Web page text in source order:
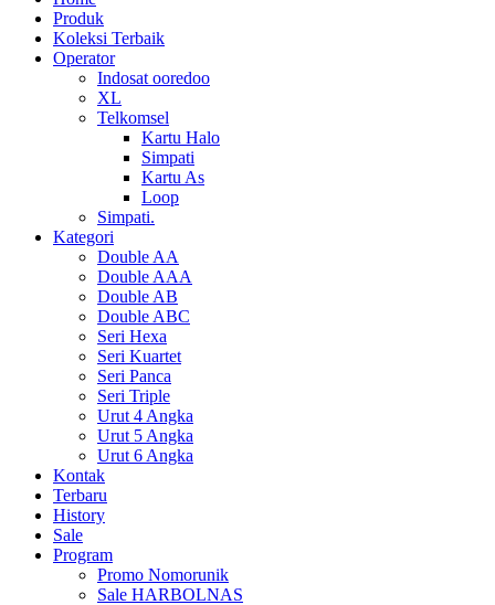
Produk
Koleksi Terbaik
Operator
Indosat ooredoo
XL
Telkomsel
Kartu Halo
Simpati
Kartu As
Loop
Simpati.
Kategori
Double AA
Double AAA
Double AB
Double ABC
Seri Hexa
Seri Kuartet
Seri Panca
Seri Triple
Urut 4 Angka
Urut 5 Angka
Urut 6 Angka
Kontak
Terbaru
History
Sale
Program
Promo Nomorunik
Sale HARBOLNAS